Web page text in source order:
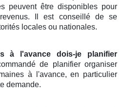
peuvent être disponibles pour
Il est conseillé de se
locales ou nationales.
à l'avance dois-je planifier
de planifier organiser
à l'avance, en particulier
demande.